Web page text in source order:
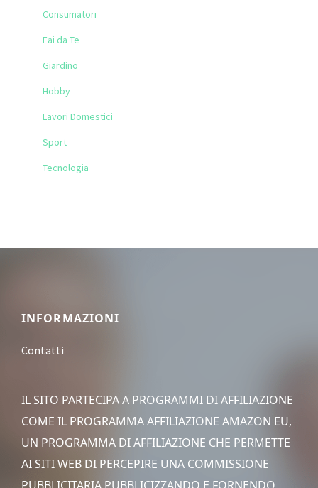
Consumatori
Fai da Te
Giardino
Hobby
Lavori Domestici
Sport
Tecnologia
Footer
INFORMAZIONI
Contatti
IL SITO PARTECIPA A PROGRAMMI DI AFFILIAZIONE
COME IL PROGRAMMA AFFILIAZIONE AMAZON EU,
UN PROGRAMMA DI AFFILIAZIONE CHE PERMETTE
AI SITI WEB DI PERCEPIRE UNA COMMISSIONE